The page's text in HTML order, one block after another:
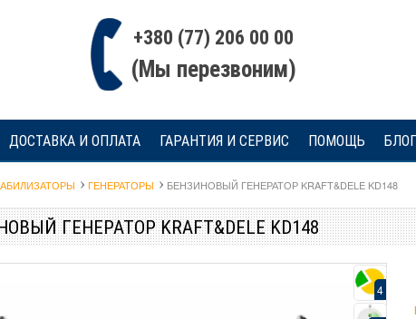
+380 (77) 206 00 00
(Мы перезвоним)
ДОСТАВКА И ОПЛАТА ГАРАНТИЯ И СЕРВИС ПОМОЩЬ БЛОГ
ГЕНЕРАТОРЫ БЕНЗИНОВЫЙ ГЕНЕРАТОР KRAFT&DELE KD148
ГЕНЕРАТОР KRAFT&DELE KD148
4